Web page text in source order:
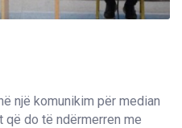
një komunikim për median
që do të ndërmerren me